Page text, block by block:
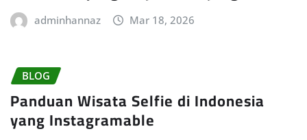
adminhannaz Mar 18, 2026
BLOG
Panduan Wisata Selfie di Indonesia
yang Instagramable